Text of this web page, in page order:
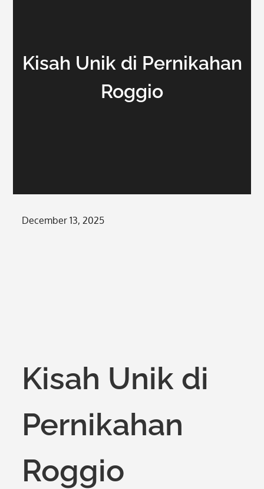
Kisah Unik di Pernikahan
Roggio
Posted
December 13, 2025
Kisah Unik di
Pernikahan
Roggio